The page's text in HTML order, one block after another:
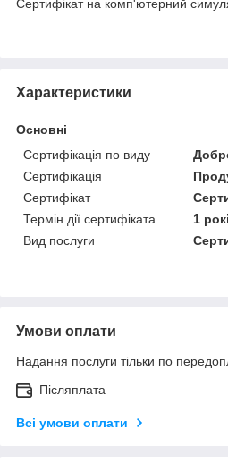
Сертифікат на комп'ютерний
Характеристики
Основні
Сертифікація по виду
Сертифікація
Сертифікат
Термін дії сертифіката
1
Вид послуги
Умови оплати
Надання послуги тільки по
Післяплата
Всі умови оплати